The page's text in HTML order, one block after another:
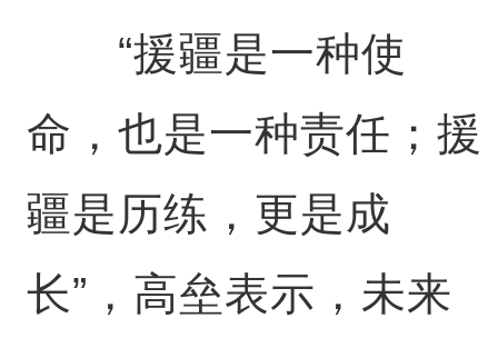
“援疆是一种使
命，也是一种责任；援
疆是历练，更是成
长”，高垒表示，未来